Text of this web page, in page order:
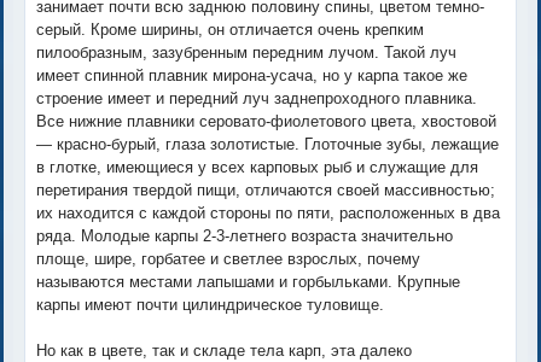
занимает почти всю заднюю половину спины, цветом темно-
серый. Кроме ширины, он отличается очень крепким
пилообразным, зазубренным передним лучом. Такой луч
имеет спинной плавник мирона-усача, но у карпа такое же
строение имеет и передний луч заднепроходного плавника.
Все нижние плавники серовато-фиолетового цвета, хвостовой
— красно-бурый, глаза золотистые. Глоточные зубы, лежащие
в глотке, имеющиеся у всех карповых рыб и служащие для
перетирания твердой пищи, отличаются своей массивностью;
их находится с каждой стороны по пяти, расположенных в два
ряда. Молодые карпы 2-3-летнего возраста значительно
площе, шире, горбатее и светлее взрослых, почему
называются местами лапышами и горбыльками. Крупные
карпы имеют почти цилиндрическое туловище.
Но как в цвете, так и складе тела карп, эта далеко